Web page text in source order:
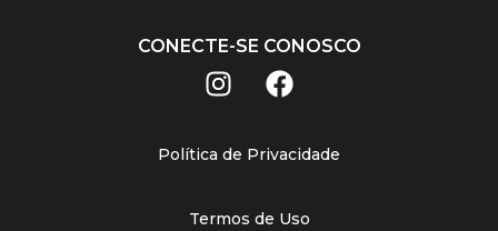
CONECTE-SE CONOSCO
Política de Privacidade
Termos de Uso